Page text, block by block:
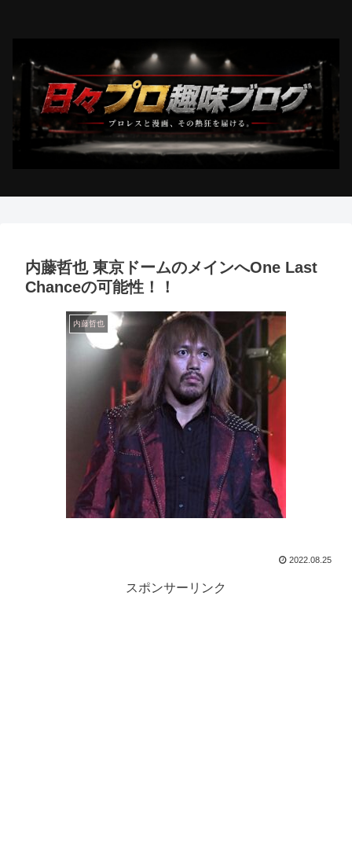
内藤哲也 東京ドームのメインへOne Last
Chanceの可能性！！
内藤哲也
2022.08.25
スポンサーリンク